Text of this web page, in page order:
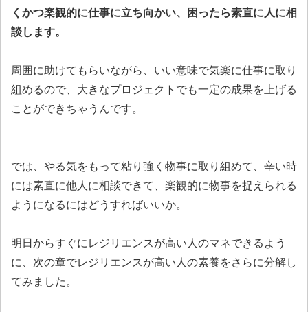
くかつ楽観的に仕事に立ち向かい、困ったら素直に人に相
談します。
周囲に助けてもらいながら、いい意味で気楽に仕事に取り
組めるので、大きなプロジェクトでも一定の成果を上げる
ことができちゃうんです。
では、やる気をもって粘り強く物事に取り組めて、辛い時
には素直に他人に相談できて、楽観的に物事を捉えられる
ようになるにはどうすればいいか。
明日からすぐにレジリエンスが高い人のマネできるよう
に、次の章でレジリエンスが高い人の素養をさらに分解し
てみました。